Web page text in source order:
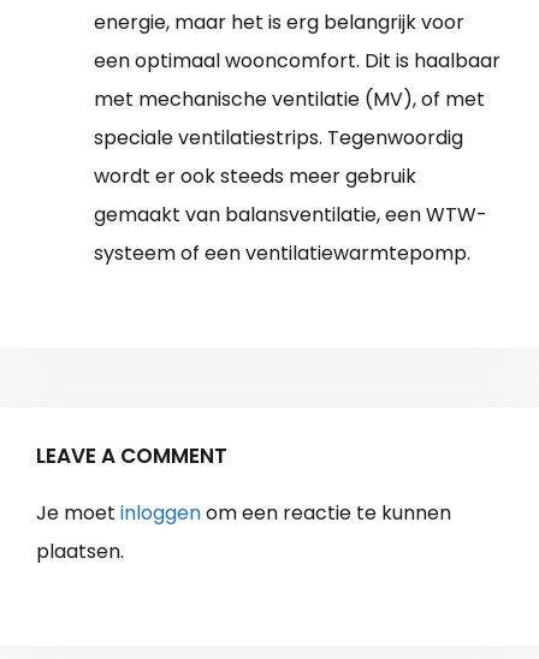
energie, maar het is erg belangrijk voor
een optimaal wooncomfort. Dit is haalbaar
met mechanische ventilatie (MV), of met
speciale ventilatiestrips. Tegenwoordig
wordt er ook steeds meer gebruik
gemaakt van balansventilatie, een WTW-
systeem of een ventilatiewarmtepomp.
LEAVE A COMMENT
Je moet inloggenom een reactie te kunnen
plaatsen.